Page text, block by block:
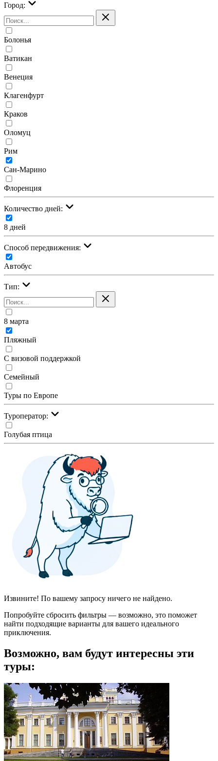
Город:
Болонья
Ватикан
Венеция
Клагенфурт
Краков
Оломуц
Рим
Сан-Марино
Флоренция
Количество дней:
8 дней
Cпособ передвижения:
Автобус
Тип:
8 марта
Пляжный
С визовой поддержкой
Семейный
Туры по Европе
Туроператор:
Голубая птица
Извините! По вашему запросу ничего не найдено.
Попробуйте сбросить фильтры — возможно, это поможет
найти подходящие варианты для вашего идеального
приключения.
Возможно, вам будут интересны эти
туры: